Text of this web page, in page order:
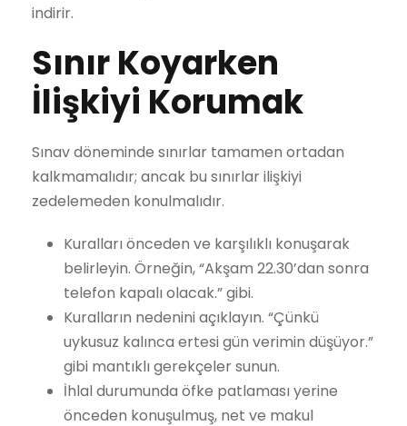
indirir.
Sınır Koyarken
İlişkiyi Korumak
Sınav döneminde sınırlar tamamen ortadan
kalkmamalıdır; ancak bu sınırlar ilişkiyi
zedelemeden konulmalıdır.
Kuralları önceden ve karşılıklı konuşarak
belirleyin. Örneğin, “Akşam 22.30’dan sonra
telefon kapalı olacak.” gibi.
Kuralların nedenini açıklayın. “Çünkü
uykusuz kalınca ertesi gün verimin düşüyor.”
gibi mantıklı gerekçeler sunun.
İhlal durumunda öfke patlaması yerine
önceden konuşulmuş, net ve makul